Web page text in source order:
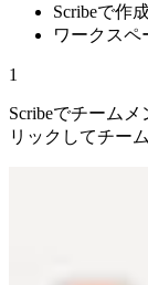
Scribeで作
ワークスペ
1
Scribeでチーム
リックしてチー